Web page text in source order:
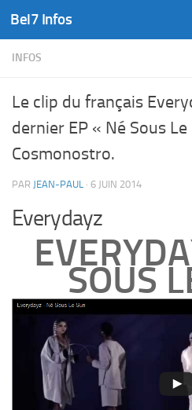
Skip to content
Bel7 Infos
INFOS
Le clip du français
dernier EP « Né Sous
Cosmonostro.
PAR JEAN-PAUL · 6 JUIN 2014
Everydayz
SOUS